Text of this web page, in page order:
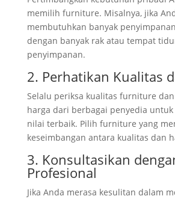
memilih furniture. Misalnya, jika
membutuhkan banyak
dengan banyak rak atau tempat
penyimpanan.
2. Perhatikan Kualitas
Selalu periksa kualitas furniture
harga dari berbagai penyedia
nilai terbaik. Pilih furniture yang
keseimbangan antara kualitas dan
3. Konsultasikan
Profesional
Jika Anda merasa kesulitan dalam